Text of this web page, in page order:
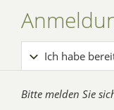
Ich habe
Bitte melden Sie